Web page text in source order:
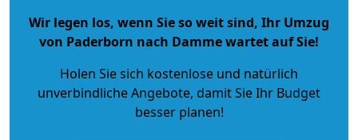
Wir legen los, wenn Sie so weit sind, Ihr Umzug
von Paderborn nach Damme wartet auf Sie!
Holen Sie sich kostenlose und natürlich
unverbindliche Angebote, damit Sie Ihr Budget
besser planen!